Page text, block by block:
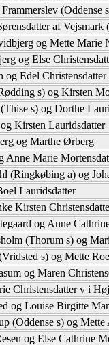
(Oddense
af
og Mette Marie
og Else
og Edel
s) og Kirsten
s) og Dorthe
Kirsten Lauridsdatter
og Marthe Ørberg
Anne Marie
(Ringkøbing a) og
Lauridsdatter
Kirsten
og Anne
(Thorum s) og
s) og Mette
og Maren
Christensdatter v i
og Louise Birgitte
(Oddense s) og Mette
og Else Cathrine